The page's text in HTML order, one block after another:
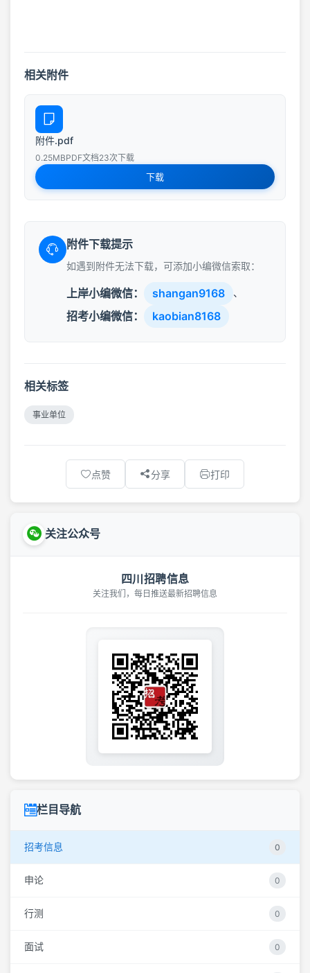
相关附件
附件.pdf
0.25MBPDF文档23次下载
下载
附件下载提示
如遇到附件无法下载，可添加小编微信索取：
上岸小编微信： shangan9168 、
招考小编微信： kaobian8168
相关标签
事业单位
点赞 分享 打印
关注公众号
四川招聘信息
关注我们，每日推送最新招聘信息
栏目导航
招考信息 0
申论 0
行测 0
面试 0